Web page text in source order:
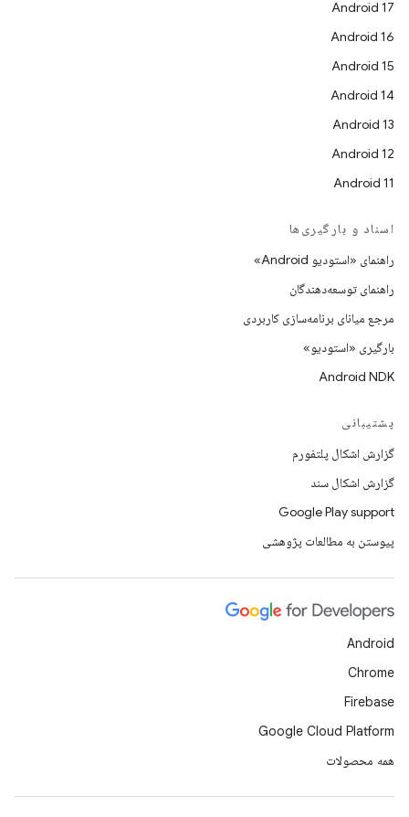
Android 17
Android 16
Android 15
Android 14
Android 13
Android 12
Android 11
اسناد و بارگیری‌ها
راهنمای «استودیو Android»
راهنمای توسعه‌دهندگان
مرجع میانای برنامه‌سازی کاربردی
بارگیری «استودیو»
Android NDK
پشتیبانی
گزارش اشکال پلتفورم
گزارش اشکال سند
Google Play support
پیوستن به مطالعات پژوهشی
Android
Chrome
Firebase
Google Cloud Platform
همه محصولات